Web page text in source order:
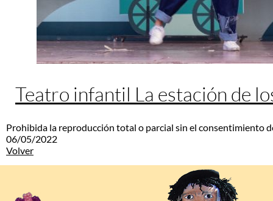
Teatro infantil La estación de
Prohibida la reproducción total o parcial sin el consentimiento
06/05/2022
Volver